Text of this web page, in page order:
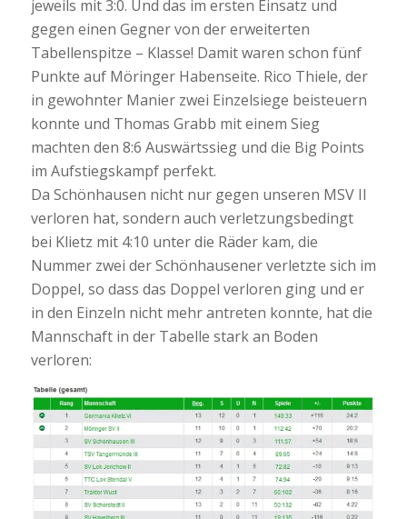
jeweils mit 3:0. Und das im ersten Einsatz und
gegen einen Gegner von der erweiterten
Tabellenspitze – Klasse! Damit waren schon fünf
Punkte auf Möringer Habenseite. Rico Thiele, der
in gewohnter Manier zwei Einzelsiege beisteuern
konnte und Thomas Grabb mit einem Sieg
machten den 8:6 Auswärtssieg und die Big Points
im Aufstiegskampf perfekt.
Da Schönhausen nicht nur gegen unseren MSV II
verloren hat, sondern auch verletzungsbedingt
bei Klietz mit 4:10 unter die Räder kam, die
Nummer zwei der Schönhausener verletzte sich im
Doppel, so dass das Doppel verloren ging und er
in den Einzeln nicht mehr antreten konnte, hat die
Mannschaft in der Tabelle stark an Boden
verloren: